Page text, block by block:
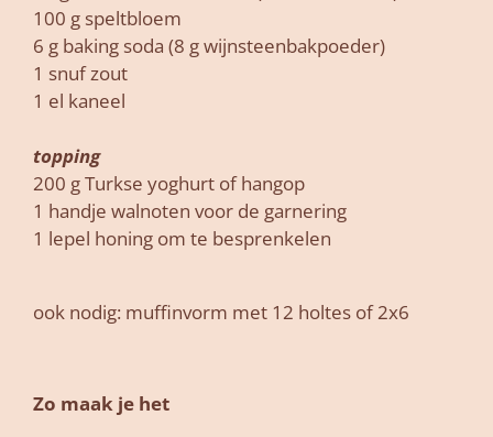
100 g speltbloem
6 g baking soda (8 g wijnsteenbakpoeder)
1 snuf zout
1 el kaneel
topping
200 g Turkse yoghurt of hangop
1 handje walnoten voor de garnering
1 lepel honing om te besprenkelen
ook nodig: muffinvorm met 12 holtes of 2x6
Zo maak je het